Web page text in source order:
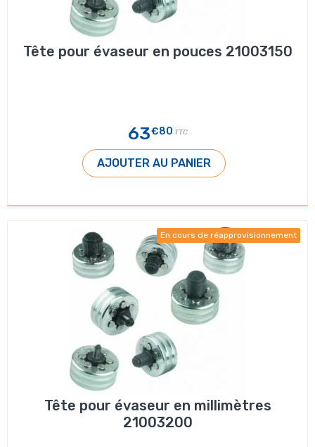
Tête pour évaseur en pouces 21003150
63€80 TTC
AJOUTER AU PANIER
En cours de réapprovisionnement
Tête pour évaseur en millimètres
21003200